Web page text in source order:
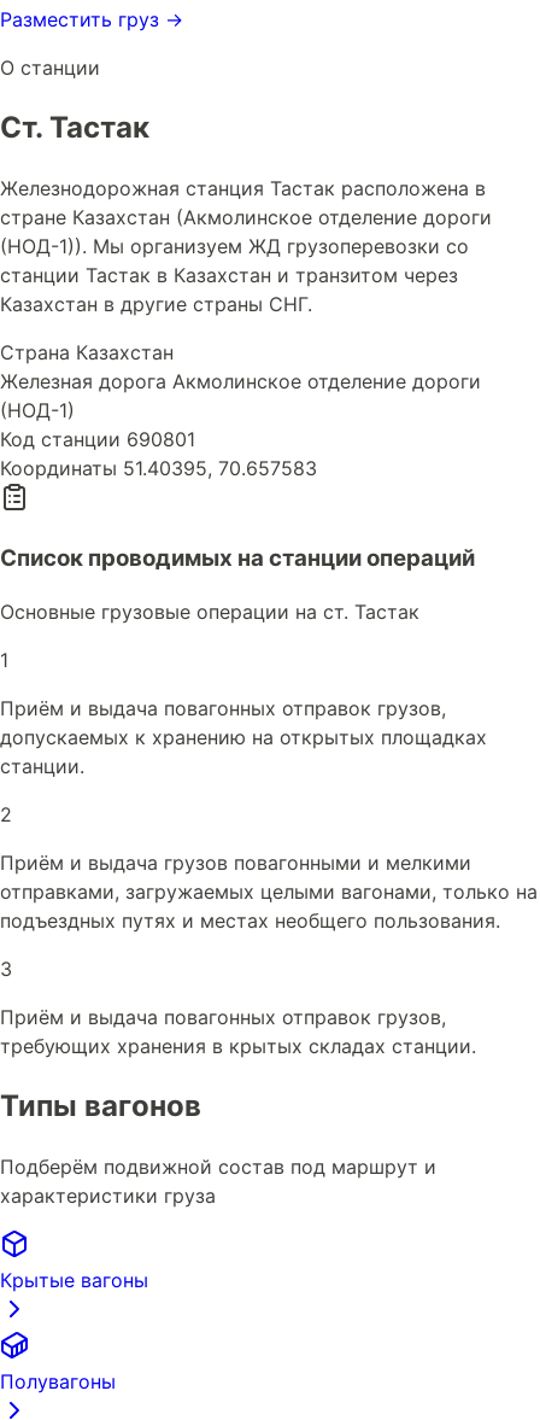
Разместить груз →
О станции
Ст. Тастак
Железнодорожная станция Тастак расположена в
стране Казахстан (Акмолинское отделение дороги
(НОД-1)). Мы организуем ЖД грузоперевозки со
станции Тастак в Казахстан и транзитом через
Казахстан в другие страны СНГ.
Страна Казахстан
Железная дорога Акмолинское отделение дороги
(НОД-1)
Код станции 690801
Координаты 51.40395, 70.657583
Список проводимых на станции операций
Основные грузовые операции на ст. Тастак
1
Приём и выдача повагонных отправок грузов,
допускаемых к хранению на открытых площадках
станции.
2
Приём и выдача грузов повагонными и мелкими
отправками, загружаемых целыми вагонами, только на
подъездных путях и местах необщего пользования.
3
Приём и выдача повагонных отправок грузов,
требующих хранения в крытых складах станции.
Типы вагонов
Подберём подвижной состав под маршрут и
характеристики груза
Крытые вагоны
Полувагоны